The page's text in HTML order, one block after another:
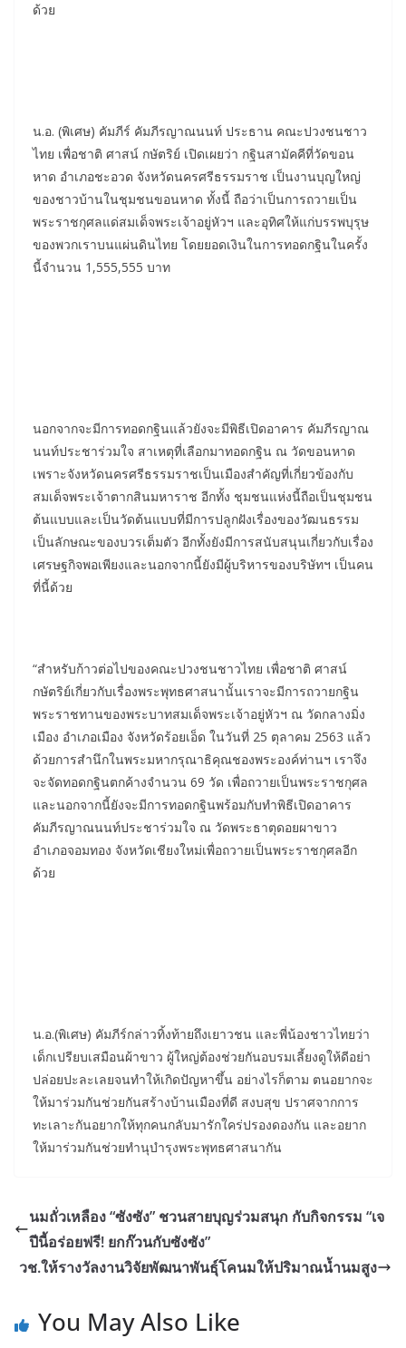
ด้วย
น.อ. (พิเศษ) คัมภีร์ คัมภีรญาณนนท์ ประธาน คณะปวงชนชาว
ไทย เพื่อชาติ ศาสน์ กษัตริย์ เปิดเผยว่า กฐินสามัคคีที่วัดขอน
หาด อำเภอชะอวด จังหวัดนครศรีธรรมราช เป็นงานบุญใหญ่
ของชาวบ้านในชุมชนขอนหาด ทั้งนี้ ถือว่าเป็นการถวายเป็น
พระราชกุศลแด่สมเด็จพระเจ้าอยู่หัวฯ และอุทิศให้แก่บรรพบุรุษ
ของพวกเราบนแผ่นดินไทย โดยยอดเงินในการทอดกฐินในครั้ง
นี้จำนวน 1,555,555 บาท
นอกจากจะมีการทอดกฐินแล้วยังจะมีพิธีเปิดอาคาร คัมภีรญาณ
นนท์ประชาร่วมใจ สาเหตุที่เลือกมาทอดกฐิน ณ วัดขอนหาด
เพราะจังหวัดนครศรีธรรมราชเป็นเมืองสำคัญที่เกี่ยวข้องกับ
สมเด็จพระเจ้าตากสินมหาราช อีกทั้ง ชุมชนแห่งนี้ถือเป็นชุมชน
ต้นแบบและเป็นวัดต้นแบบที่มีการปลูกฝังเรื่องของวัฒนธรรม
เป็นลักษณะของบวรเต็มตัว อีกทั้งยังมีการสนับสนุนเกี่ยวกับเรื่อง
เศรษฐกิจพอเพียงและนอกจากนี้ยังมีผู้บริหารของบริษัทฯ เป็นคน
ที่นี้ด้วย
“สำหรับก้าวต่อไปของคณะปวงชนชาวไทย เพื่อชาติ ศาสน์
กษัตริย์เกี่ยวกับเรื่องพระพุทธศาสนานั้นเราจะมีการถวายกฐิน
พระราชทานของพระบาทสมเด็จพระเจ้าอยู่หัวฯ ณ วัดกลางมิ่ง
เมือง อำเภอเมือง จังหวัดร้อยเอ็ด ในวันที่ 25 ตุลาคม 2563 แล้ว
ด้วยการสำนึกในพระมหากรุณาธิคุณชองพระองค์ท่านฯ เราจึง
จะจัดทอดกฐินตกค้างจำนวน 69 วัด เพื่อถวายเป็นพระราชกุศล
และนอกจากนี้ยังจะมีการทอดกฐินพร้อมกับทำพิธีเปิดอาคาร
คัมภีรญาณนนท์ประชาร่วมใจ ณ วัดพระธาตุดอยผาขาว
อำเภอจอมทอง จังหวัดเชียงใหม่เพื่อถวายเป็นพระราชกุศลอีก
ด้วย
น.อ.(พิเศษ) คัมภีร์กล่าวทิ้งท้ายถึงเยาวชน และพี่น้องชาวไทยว่า
เด็กเปรียบเสมือนผ้าขาว ผู้ใหญ่ต้องช่วยกันอบรมเลี้ยงดูให้ดีอย่า
ปล่อยปะละเลยจนทำให้เกิดปัญหาขึ้น อย่างไรก็ตาม ตนอยากจะ
ให้มาร่วมกันช่วยกันสร้างบ้านเมืองที่ดี สงบสุข ปราศจากการ
ทะเลาะกันอยากให้ทุกคนกลับมารักใคร่ปรองดองกัน และอยาก
ให้มาร่วมกันช่วยทำนุบำรุงพระพุทธศาสนากัน
นมถั่วเหลือง “ซังซัง” ชวนสายบุญร่วมสนุก กับกิจกรรม “เจ
ปีนี้อร่อยฟรี! ยกก๊วนกับซังซัง”
วช.ให้รางวัลงานวิจัยพัฒนาพันธุ์โคนมให้ปริมาณน้ำนมสูง
You May Also Like